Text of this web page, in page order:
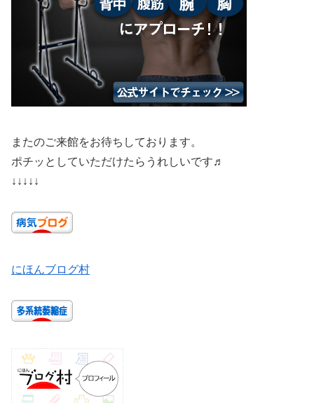
またのご来館をお待ちしております。
ポチッとしていただけたらうれしいです♬
↓↓↓↓↓
にほんブログ村